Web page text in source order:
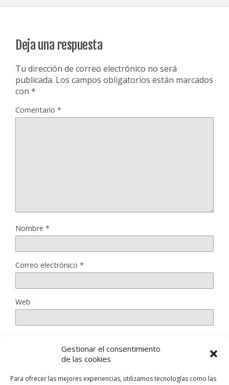
Gestionar el consentimiento
de las cookies
Para ofrecer las mejores experiencias, utilizamos tecnologías como las
Deja una respuesta
Tu dirección de correo electrónico no será
publicada. Los campos obligatorios están marcados
con *
Comentario *
Nombre *
Correo electrónico *
Web
Guarda mi nombre, correo electrónico y web en este
navegador para la próxima vez que comente.